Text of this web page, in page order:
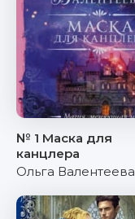
№ 1 Маска для
канцлера
Ольга Валентеева